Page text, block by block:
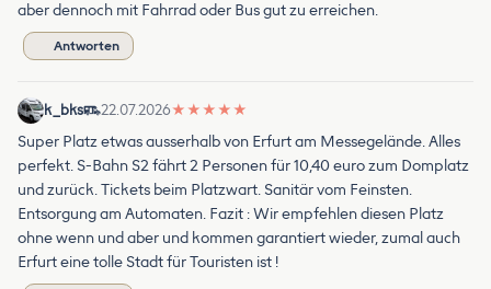
aber dennoch mit Fahrrad oder Bus gut zu erreichen.
Antworten
k_bks 22.07.2026★ ★ ★ ★ ★
Super Platz etwas ausserhalb von Erfurt am Messegelände. Alles
perfekt. S-Bahn S2 fährt 2 Personen für 10,40 euro zum Domplatz
und zurück. Tickets beim Platzwart. Sanitär vom Feinsten.
Entsorgung am Automaten. Fazit : Wir empfehlen diesen Platz
ohne wenn und aber und kommen garantiert wieder, zumal auch
Erfurt eine tolle Stadt für Touristen ist !